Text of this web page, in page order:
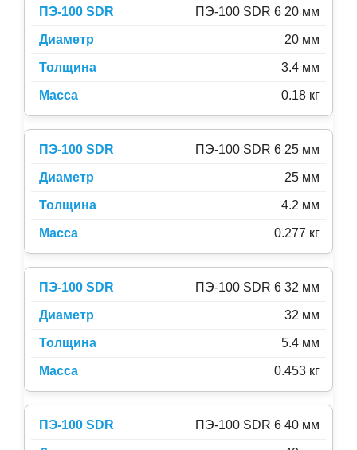
ПЭ-100 SDR 6 20 мм
20 мм
3.4 мм
0.18 кг
ПЭ-100 SDR 6 25 мм
25 мм
4.2 мм
0.277 кг
ПЭ-100 SDR 6 32 мм
32 мм
5.4 мм
0.453 кг
ПЭ-100 SDR 6 40 мм